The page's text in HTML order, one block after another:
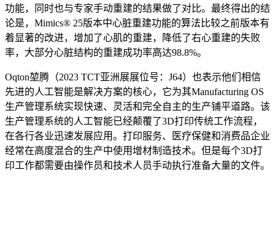
功能，同时也与专家手动重建的结果做了对比。最终得出的结
论是，Mimics® 25版本中心脏重建功能的算法比较之前版本有
着显著的改进，增加了心肌的重建，降低了右心重建的失败
率，大部分心脏结构的重建成功率高达98.8%。
Oqton堃腾（2023 TCT亚洲展展位号：J64）也表示他们相信
先进的人工智能是解决方案的核心，它为其Manufacturing OS
生产管理系统实现快速、灵活和完全自主的生产铺平道路。该
生产管理系统的人工智能已经颠覆了3D打印传统工作流程，
在各行各业迅速发展应用。打印服务、医疗保健和消费品企业
经常在高度混合的生产中使用增材制造技术。但是每个3D打
印工作都需要由操作员和技术人员手动执行准备大量的文件。